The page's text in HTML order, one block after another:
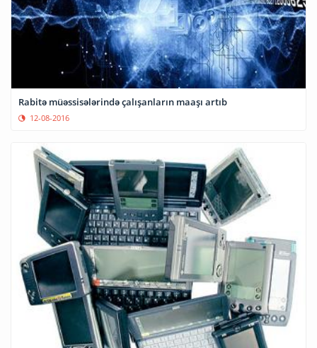
Rabitə müəssisələrində çalışanların maaşı artıb
12-08-2016